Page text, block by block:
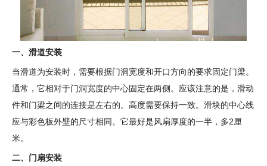
一、滑道安装
当滑道为安装时，需要根据门洞宽度和开口方向的要求固定门梁。
通常，它相对于门洞宽度的中心固定在两侧。应该注意的是，滑动
件和门梁之间的连接是左右的。高度需要保持一致。滑块的中心线
应与彩色板外壁的尺寸相同。它最好是风扇厚度的一半，多2厘
米。
二、门扇安装